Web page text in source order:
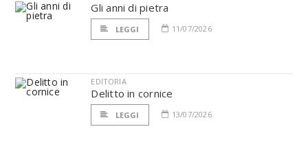
Gli anni di pietra
LEGGI 11/07/2026
EDITORIA
Delitto in cornice
LEGGI 13/07/2026